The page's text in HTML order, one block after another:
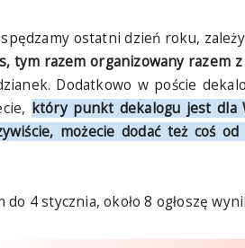
ostatni dzień roku,
tym razem organizowany razem
Dodatkowo w poście
który punkt dekalogu jest dla
możecie dodać też coś od
do 4 stycznia, około 8 ogłoszę